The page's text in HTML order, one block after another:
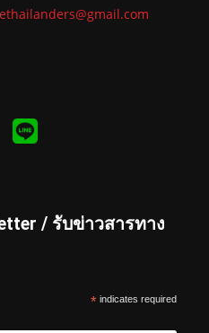
/ รับข่าวสารทาง
* indicates required